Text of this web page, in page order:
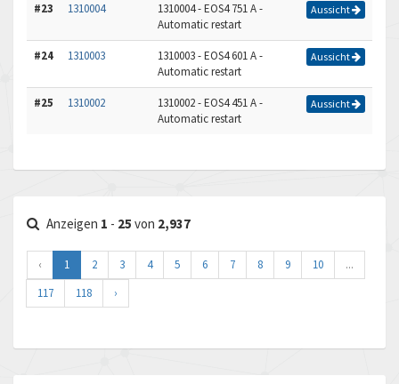
#23 1310004
1310004 - EOS4 751 A -
Automatic restart
Aussicht
#24 1310003
1310003 - EOS4 601 A -
Automatic restart
Aussicht
#25 1310002
1310002 - EOS4 451 A -
Automatic restart
Aussicht
Anzeigen 1 - 25 von 2,937
‹ 1 2 3 4 5 6 7 8 9 10
...
117
118 ›